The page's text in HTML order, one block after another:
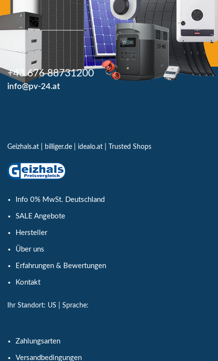
+43 676 88731200
info@pv-24.at
Geizhals.at billiger.de idealo.at Trusted Shops
Info 0% MwSt. Deutschland
SALE Angebote
Hersteller
Über uns
Erfahrungen & Bewertungen
Kontakt
Ihr Standort: US | Sprache:
Zahlungsarten
Versandbedingungen